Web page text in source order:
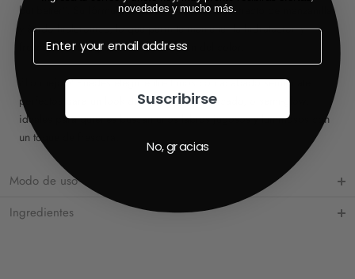
but better”. Su fórmula está enriquecida con extracto de manzanilla
y ácido hialurónico, lo que permite mantener la hidratación y
frescura sin comprometer la duración del color.
¿Lo mejor? Puedes elegir entre tonos con acabado semi-mate,
perfectos para un look difuminado y sofisticado, o semi-glow,
ideales para quienes buscan unos labios jugosos y luminosos con
un toque de frescura.
Modo de uso
Ingredientes
novedades y mucho más.
Suscribirse
No, gracias